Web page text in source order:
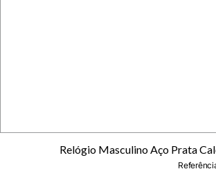
Relógio Masculino Aço Prata